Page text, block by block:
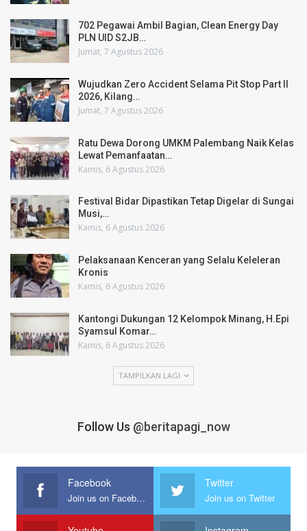
702 Pegawai Ambil Bagian, Clean Energy Day
PLN UID S2JB…
Jumat, 7 Agustus 2026
Wujudkan Zero Accident Selama Pit Stop Part II
2026, Kilang…
Jumat, 7 Agustus 2026
Ratu Dewa Dorong UMKM Palembang Naik Kelas
Lewat Pemanfaatan…
Kamis, 6 Agustus 2026
Festival Bidar Dipastikan Tetap Digelar di Sungai
Musi,…
Kamis, 6 Agustus 2026
Pelaksanaan Kenceran yang Selalu Keleleran
Kronis
Kamis, 6 Agustus 2026
Kantongi Dukungan 12 Kelompok Minang, H.Epi
Syamsul Komar…
Kamis, 6 Agustus 2026
TAMPILKAN LAGI
Follow Us @beritapagi_now
Facebook
Join us on Facebook
Twitter
Join us on Twitter